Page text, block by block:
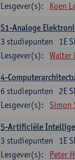
Lesgever(s):
Koen
S1-Analoge
1E
3 studiepunten
Lesgever(s):
Walter
4-
2E
6 studiepunten
Lesgever(s):
Simon
5-Artificiële
1E
3 studiepunten
Lesgever(s):
Peter